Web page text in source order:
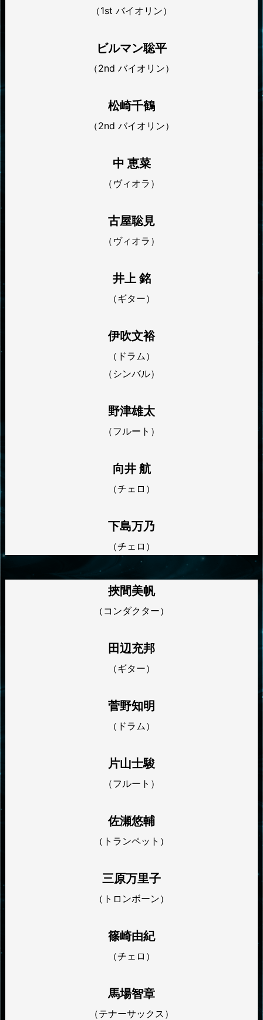
（1st バイオリン）
ビルマン聡平
（2nd バイオリン）
松崎千鶴
（2nd バイオリン）
中 恵菜
（ヴィオラ）
古屋聡見
（ヴィオラ）
井上 銘
（ギター）
伊吹文裕
（ドラム）
（シンバル）
野津雄太
（フルート）
向井 航
（チェロ）
下島万乃
（チェロ）
挾間美帆
（コンダクター）
田辺充邦
（ギター）
菅野知明
（ドラム）
片山士駿
（フルート）
佐瀬悠輔
（トランペット）
三原万里子
（トロンボーン）
篠崎由紀
（チェロ）
馬場智章
（テナーサックス）